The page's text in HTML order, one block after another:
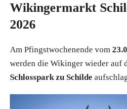
Wikingermarkt
2026
Am Pfingstwochenende vom
werden die Wikinger wieder auf
Schlosspark zu Schilde